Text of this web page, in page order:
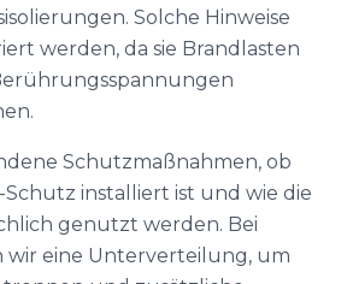
Solche Hinweise
werden, da sie Brandlasten
Schutzmaßnahmen, ob
Schutz installiert ist und wie die
genutzt werden. Bei
wir eine Unterverteilung, um